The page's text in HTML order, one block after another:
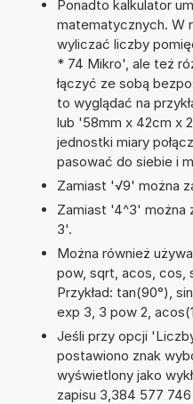
Ponadto kalkulator
matematycznych. W
wyliczać liczby
* 74 Mikro', ale też
łączyć ze sobą
to wyglądać na
lub '58mm x 42cm x
jednostki miary
pasować do siebie i
Zamiast '√9' można
Zamiast '4^3' można
3'.
Można również
pow, sqrt, acos, cos,
Przykład: tan(90°),
exp 3, 3 pow 2,
Jeśli przy opcji
postawiono znak
wyświetlony jako
zapisu 3,384 577 746